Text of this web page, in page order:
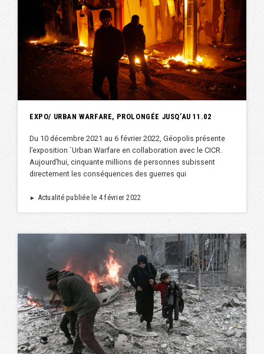
EXPO/ URBAN WARFARE, PROLONGÉE JUSQ’AU 11.02
Du 10 décembre 2021 au 6 février 2022, Géopolis présente
l’exposition `Urban Warfare en collaboration avec le CICR.
Aujourd’hui, cinquante millions de personnes subissent
directement les conséquences des guerres qui
► Actualité publiée le 4 février 2022